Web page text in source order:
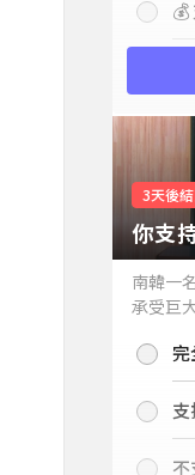
3天後
你支
南韓一
承受巨
你支持完